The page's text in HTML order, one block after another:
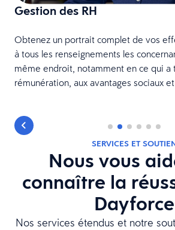
Gestion des RH
Obtenez un portrait complet de vos
à tous les renseignements les
même endroit, notamment en ce qui a
rémunération, aux avantages sociaux
SERVICES ET
Nous vous
connaître la
Dayforce
Nos services étendus et notre